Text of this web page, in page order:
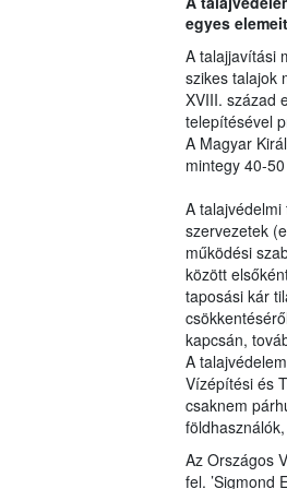
egyes
A talajjavítási
szikes talajok
XVIII. század
telepítésével
A Magyar
mintegy 40-
A
szervezetek
működési
között
taposási kár
kapcsán,
A
Vízépítési és
csaknem
Az Országos
fel. ’Sigmond